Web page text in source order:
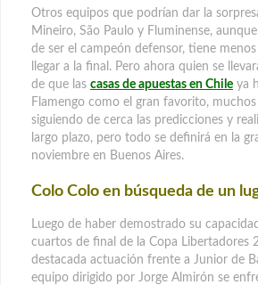
Otros equipos que podrían dar la
Mineiro, São Paulo y Fluminense,
de ser el campeón defensor, tiene
llegar a la final. Pero ahora quien se
de que las casas de apuestas en Chile ya
Flamengo como el gran favorito,
siguiendo de cerca las predicciones y
largo plazo, pero todo se definirá en la
noviembre en Buenos Aires.
Colo Colo en búsqueda de un
Luego de haber demostrado su
cuartos de final de la Copa Libertadores
destacada actuación frente a Junior de
equipo dirigido por Jorge Almirón se